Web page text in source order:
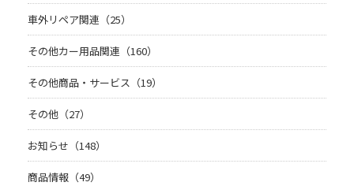
車外リペア関連（25）
その他カー用品関連（160）
その他商品・サービス（19）
その他（27）
お知らせ（148）
商品情報（49）